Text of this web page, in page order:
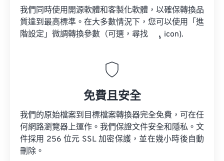
我們同時使用開源軟體和客製化軟體，以確保轉換品
質達到最高標準。在大多數情況下，您可以使用「進
階設定」微調轉換參數（可選，尋找
icon).
免費且安全
我們的原始檔案到目標檔案轉換器完全免費，可在任
何網路瀏覽器上運作。我們保證文件安全和隱私。文
件採用 256 位元 SSL 加密保護，並在幾小時後自動
刪除。